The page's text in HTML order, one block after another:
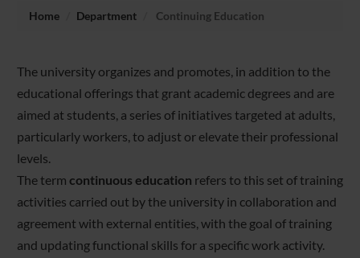
Home Department Continuing Education
The university organizes and promotes, in addition to the
educational offerings that grant academic degrees and are
aimed at students, a series of initiatives targeted at adults,
particularly workers, to adjust or elevate their professional
levels.
The term continuous education refers to this set of training
activities carried out by the university in collaboration and
agreement with external entities, with the goal of training
and updating functional skills for a specific work activity.